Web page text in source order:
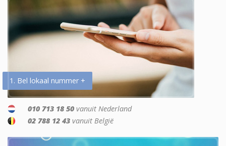
1. Bel lokaal nummer +
010 713 18 50 vanuit Nederland
02 788 12 43 vanuit België